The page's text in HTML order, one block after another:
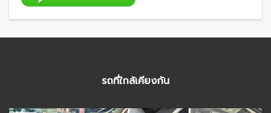
รถที่ใกล้เคียงกัน